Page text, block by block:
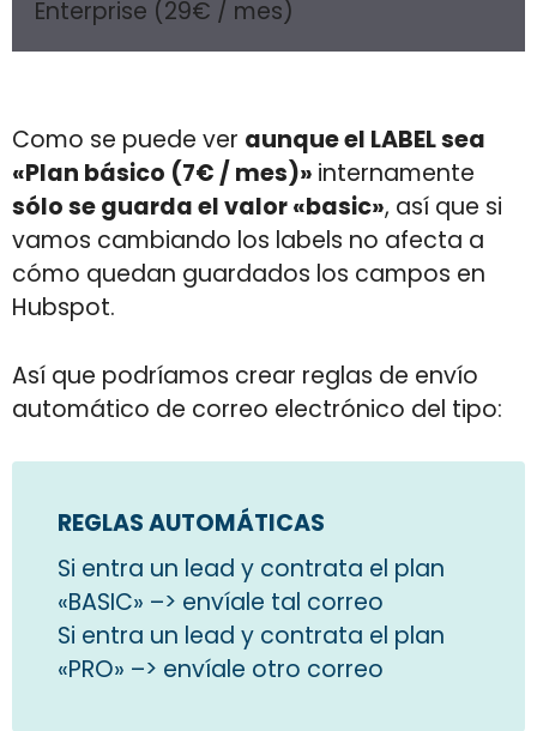
Enterprise (29€ / mes)
Como se puede ver aunque el LABEL sea
«Plan básico (7€ / mes)» internamente
sólo se guarda el valor «basic», así que si
vamos cambiando los labels no afecta a
cómo quedan guardados los campos en
Hubspot.
Así que podríamos crear reglas de envío
automático de correo electrónico del tipo:
REGLAS AUTOMÁTICAS
Si entra un lead y contrata el plan
«BASIC» –> envíale tal correo
Si entra un lead y contrata el plan
«PRO» –> envíale otro correo